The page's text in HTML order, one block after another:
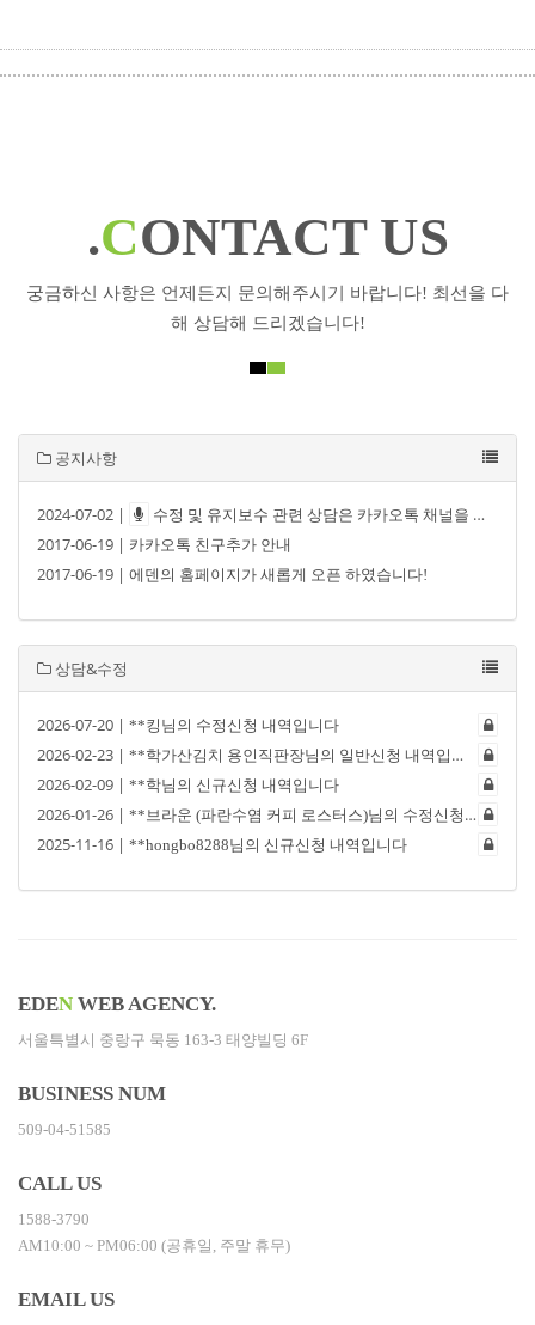
.CONTACT US
궁금하신 사항은 언제든지 문의해주시기 바랍니다! 최선을 다
해 상담해 드리겠습니다!
공지사항
2024-07-02 | 수정 및 유지보수 관련 상담은 카카오톡 채널을 통해 문의해주세요.
2017-06-19 | 카카오톡 친구추가 안내
2017-06-19 | 에덴의 홈페이지가 새롭게 오픈 하였습니다!
상담&수정
2026-07-20 | **킹님의 수정신청 내역입니다
2026-02-23 | **학가산김치 용인직판장님의 일반신청 내역입니다
2026-02-09 | **학님의 신규신청 내역입니다
2026-01-26 | **브라운 (파란수염 커피 로스터스)님의 수정신청 내역입니다
2025-11-16 | **hongbo8288님의 신규신청 내역입니다
EDEN WEB AGENCY.
서울특별시 중랑구 묵동 163-3 태양빌딩 6F
BUSINESS NUM
509-04-51585
CALL US
1588-3790
AM10:00 ~ PM06:00 (공휴일, 주말 휴무)
EMAIL US